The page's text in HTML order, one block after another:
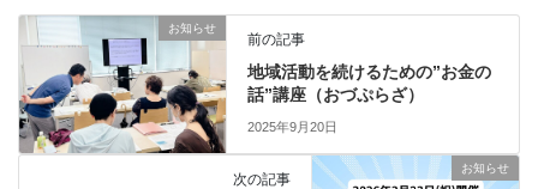
お知らせ
前の記事
地域活動を続けるための”お金の
話”講座（おづぷらざ）
2025年9月20日
お知らせ
次の記事